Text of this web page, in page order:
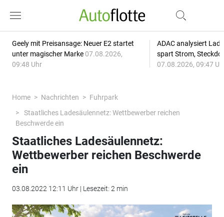
Geely mit Preisansage: Neuer E2 startet
unter magischer Marke 07.08.2026,
09:48 Uhr
ADAC analysiert
spart Strom,
07.08.2026, 09:47
Home Nachrichten
Fuhrpark
Staatliches Ladesäulennetz: Wettbewerber reichen
Beschwerde ein
Staatliches Ladesäulennetz:
Wettbewerber reichen Beschwerde
ein
03.08.2022 12:11 Uhr | Lesezeit: 2 min